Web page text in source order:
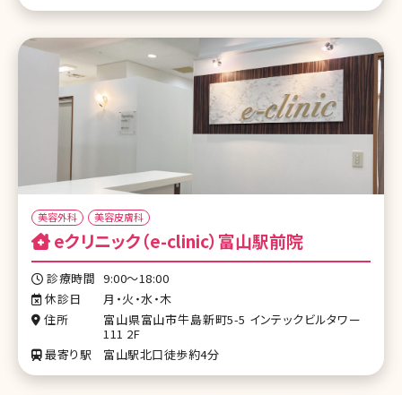
美容外科 美容皮膚科
eクリニック（e-clinic）富山駅前院
診療時間 9:00〜18:00
休診日
月・火・水・木
住所
富山県富山市牛島新町5-5 インテックビルタワー
111 2F
最寄り駅
富山駅北口徒歩約4分